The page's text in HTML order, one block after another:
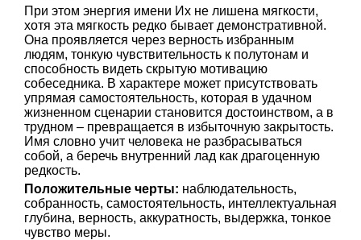
При этом энергия имени Их не лишена мягкости,
хотя эта мягкость редко бывает демонстративной.
Она проявляется через верность избранным
людям, тонкую чувствительность к полутонам и
способность видеть скрытую мотивацию
собеседника. В характере может присутствовать
упрямая самостоятельность, которая в удачном
жизненном сценарии становится достоинством, а в
трудном – превращается в избыточную закрытость.
Имя словно учит человека не разбрасываться
собой, а беречь внутренний лад как драгоценную
редкость.
Положительные черты: наблюдательность,
собранность, самостоятельность, интеллектуальная
глубина, верность, аккуратность, выдержка, тонкое
чувство меры.